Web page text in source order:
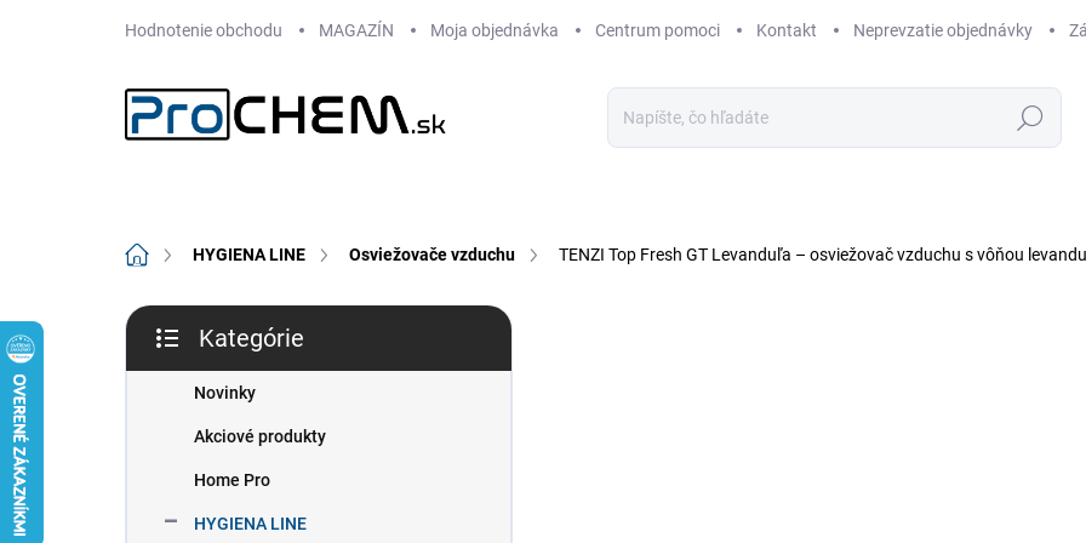
Hodnotenie obchodu MAGAZÍN Moja objednávka Centrum pomoci Kontakt Neprevzatie objednávky
Hľadať
DomovHYGIENA LINE Osviežovače vzduchu TENZI Top Fresh GT Levanduľa – osviežovač vzduchu s vôňou
B
č
kategórie
Kategórie
Novinky
Akciové produkty
Home Pro
HYGIENA LINE